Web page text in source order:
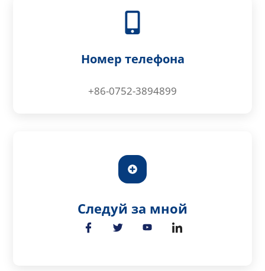
Номер телефона
+86-0752-3894899
Следуй за мной